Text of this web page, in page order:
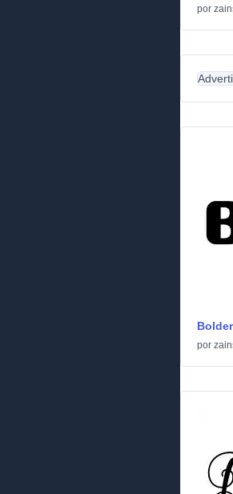
por
Bolder
por